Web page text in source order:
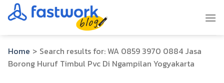
Skip
to
Home > Search results for:WA 0859 3970 0884 Jasa
Borong Huruf Timbul Pvc Di Ngampilan Yogyakarta